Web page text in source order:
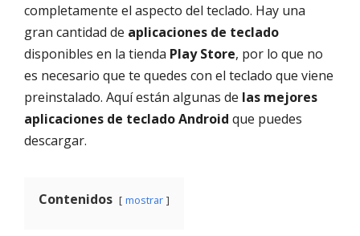
completamente el aspecto del teclado. Hay una
gran cantidad de aplicaciones de teclado
disponibles en la tienda Play Store, por lo que no
es necesario que te quedes con el teclado que viene
preinstalado. Aquí están algunas de las mejores
aplicaciones de teclado Android que puedes
descargar.
Contenidos mostrar